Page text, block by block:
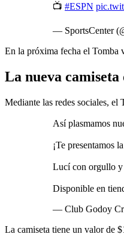
📺 #ESPN
— SportsCenter
En la próxima fecha el Tomba
La nueva camiseta
Mediante las redes sociales, el
Así plasmamos
¡Te presentamos
Lucí con orgullo y
Disponible en
— Club Godoy
La camiseta tiene un valor de